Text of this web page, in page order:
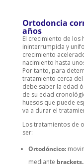
Ortodoncia
años
El crecimiento de los
ininterrumpida y
crecimiento
nacimiento hasta
Por tanto, para
tratamiento cerca
debe saber la edad
de su edad
huesos que puede
va a durar el
Los tratamientos de
ser:
Ortodóncico:
mediante brackets.